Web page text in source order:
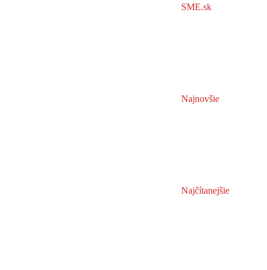
SME.sk
Najnovšie
Najčítanejšie